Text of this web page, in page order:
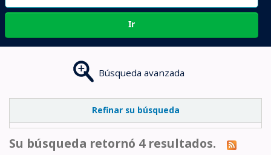
Ir
Búsqueda avanzada
Refinar su búsqueda
Su búsqueda retornó 4 resultados.